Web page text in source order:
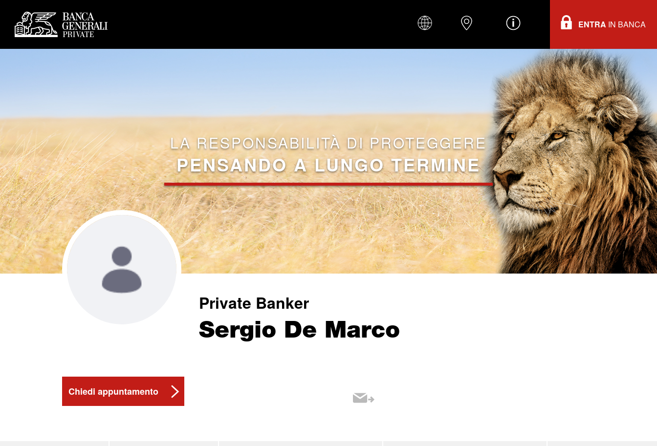
ENTRA IN BANCA
LA RESPONSABILITÀ DI PROTEGGERE
PENSANDO A LUNGO TERMINE
Private Banker
Sergio De Marco
Chiedi appuntamento